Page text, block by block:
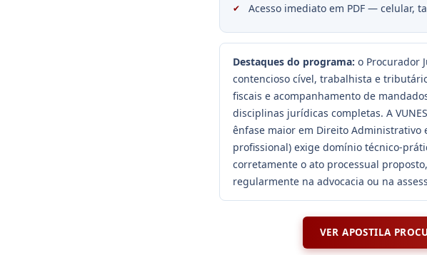
Acesso imediato em PDF — celular,
Destaques do programa: o Procurador
contencioso cível, trabalhista e
fiscais e acompanhamento de
disciplinas jurídicas completas. A
ênfase maior em Direito Administrativo
profissional) exige domínio técnico-
corretamente o ato processual
regularmente na advocacia ou na
VER APOSTILA